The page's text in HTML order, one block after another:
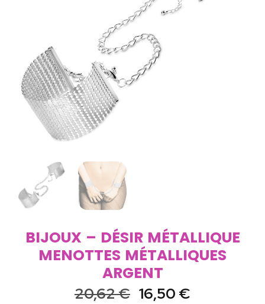
BIJOUX – DÉSIR MÉTALLIQUE
MENOTTES MÉTALLIQUES
ARGENT
20,62€ 16,50 €